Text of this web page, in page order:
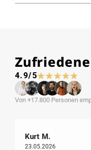
4.9/5
Von +17.800 Personen
Kurt M.
23.05.2026